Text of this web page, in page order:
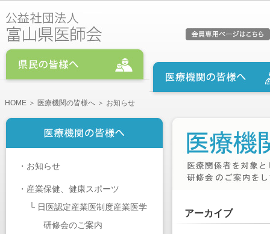
HOME ＞ 医療機関の皆様へ ＞ お知らせ
・ お知らせ
・ 産業保健、健康スポーツ
└ 日医認定産業医制度産業医学
研修会のご案内
アーカイブ